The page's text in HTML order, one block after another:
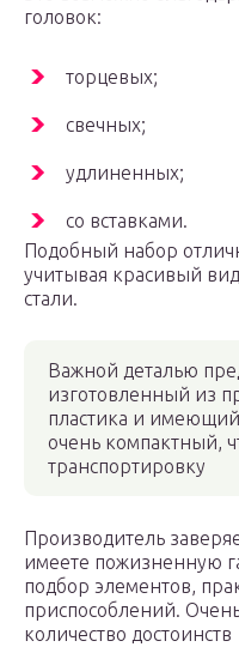
головок:
торцевых;
свечных;
удлиненных;
со вставками.
Подобный набор
учитывая красивый
стали.
Важной деталью
изготовленный из
пластика и
очень компактный,
транспортировку
Производитель
имеете пожизненную
подбор элементов,
приспособлений.
количество достоинств